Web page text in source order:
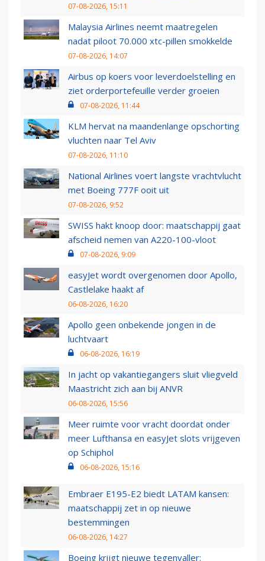
07-08-2026, 15:11
Malaysia Airlines neemt maatregelen
nadat piloot 70.000 xtc-pillen smokkelde
07-08-2026, 14:07
Airbus op koers voor leverdoelstelling en
ziet orderportefeuille verder groeien
07-08-2026, 11:44
KLM hervat na maandenlange opschorting
vluchten naar Tel Aviv
07-08-2026, 11:10
National Airlines voert langste vrachtvlucht
met Boeing 777F ooit uit
07-08-2026, 9:52
SWISS hakt knoop door: maatschappij gaat
afscheid nemen van A220-100-vloot
07-08-2026, 9:09
easyJet wordt overgenomen door Apollo,
Castlelake haakt af
06-08-2026, 16:20
Apollo geen onbekende jongen in de
luchtvaart
06-08-2026, 16:19
In jacht op vakantiegangers sluit vliegveld
Maastricht zich aan bij ANVR
06-08-2026, 15:56
Meer ruimte voor vracht doordat onder
meer Lufthansa en easyJet slots vrijgeven
op Schiphol
06-08-2026, 15:16
Embraer E195-E2 biedt LATAM kansen:
maatschappij zet in op nieuwe
bestemmingen
06-08-2026, 14:27
Boeing krijgt nieuwe tegenvaller: